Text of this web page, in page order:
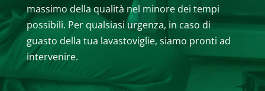
massimo della qualità nel minore dei tempi
possibili. Per qualsiasi urgenza, in caso di
guasto della tua lavastoviglie, siamo pronti ad
intervenire.